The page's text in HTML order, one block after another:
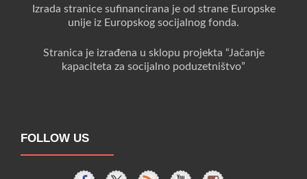
Izrada stranice sufinancirana je od strane Europske
unije iz Europskog socijalnog fonda.
Stranica je izrađena u sklopu projekta “Jačanje
kapaciteta za socijalno poduzetništvo”
FOLLOW US